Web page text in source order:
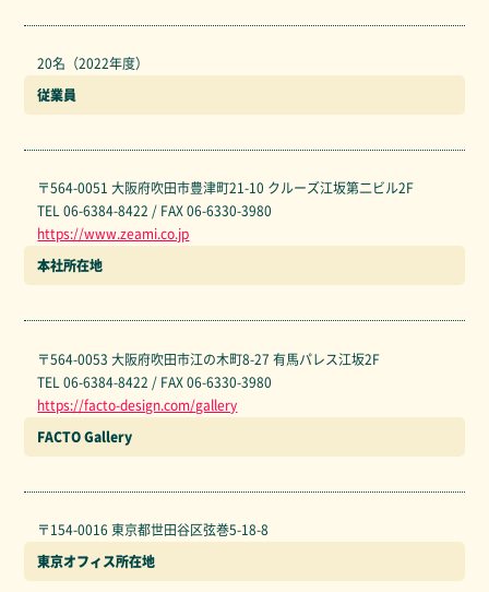
従業員
20名（2022年度）
本社所在地
〒564-0051 大阪府吹田市豊津町21-10 クルーズ江坂第二ビル2F
TEL 06-6384-8422 / FAX 06-6330-3980
https://www.zeami.co.jp
FACTO Gallery
〒564-0053 大阪府吹田市江の木町8-27 有馬パレス江坂2F
TEL 06-6384-8422 / FAX 06-6330-3980
https://facto-design.com/gallery
東京オフィス所在地
〒154-0016 東京都世田谷区弦巻5-18-8